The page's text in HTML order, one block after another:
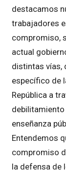
destacamos
trabajadores
compromiso,
actual
distintas vías,
específico de
República a
enseñanza
Entendemos
compromiso
la defensa de